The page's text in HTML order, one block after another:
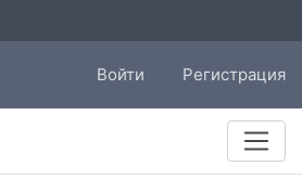
Войти Регистрация